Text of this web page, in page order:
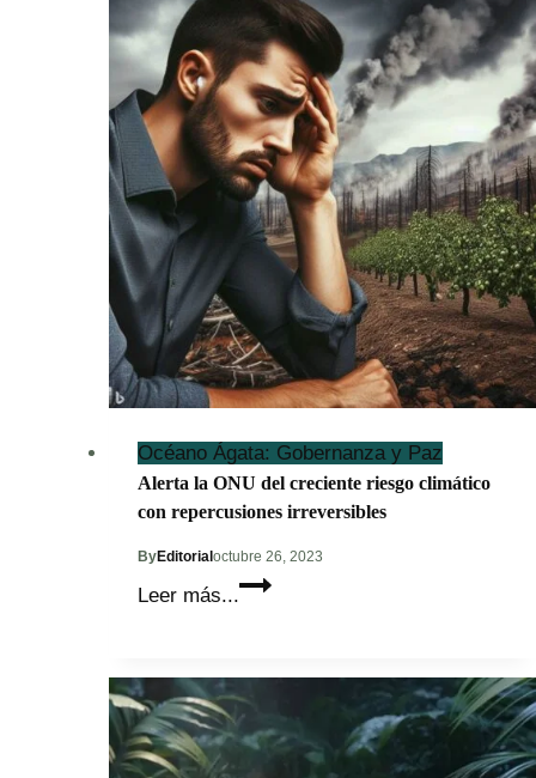
categoría
de
un
huracán?
Océano Ágata: Gobernanza y Paz
Alerta la ONU del creciente riesgo climático
con repercusiones irreversibles
ByEditorial octubre 26, 2023
Leer más...
Alerta
del
creciente
riesgo